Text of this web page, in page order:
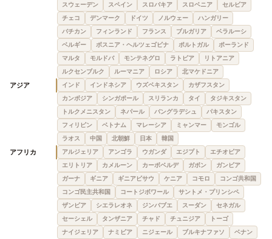
スウェーデン
スペイン スロバキア スロベニア
セルビア
チェコ
デンマーク ドイツ ノルウェー
ハンガリー
バチカン
フィンランド フランス ブルガリア
ベラルーシ
ベルギー
ボスニア・ヘルツェゴビナ ポルトガル
ポーランド
マルタ
モルドバ モンテネグロ ラトビア
リトアニア
ルクセンブルク
ルーマニア ロシア 北マケドニア
アジア インド インドネシア ウズベキスタン
カザフスタン
カンボジア
シンガポール スリランカ タイ
タジキスタン
トルクメニスタン
ネパール バングラデシュ
パキスタン
フィリピン
ベトナム マレーシア ミャンマー
モンゴル
ラオス
中国 北朝鮮 日本 韓国
アフリカ アルジェリア アンゴラ ウガンダ エジプト
エチオピア
エリトリア
カメルーン カーボベルデ ガボン
ガンビア
ガーナ
ギニア ギニアビサウ ケニア コモロ
コンゴ共和国
コンゴ民主共和国
コートジボワール
サントメ・プリンシペ
ザンビア
シエラレオネ ジンバブエ スーダン
セネガル
セーシェル
タンザニア チャド チュニジア
トーゴ
ナイジェリア
ナミビア ニジェール ブルキナファソ
ベナン